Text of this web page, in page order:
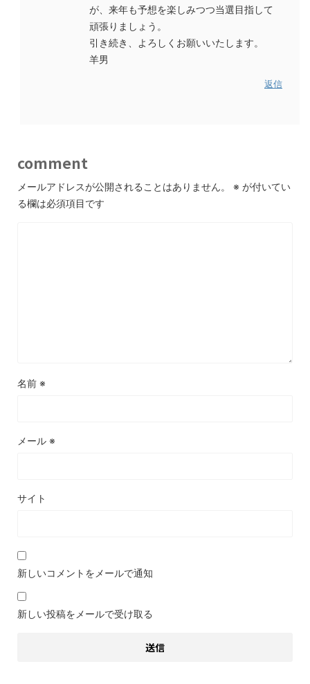
が、来年も予想を楽しみつつ当選目指して
頑張りましょう。
引き続き、よろしくお願いいたします。
羊男
返信
comment
メールアドレスが公開されることはありません。 ※ が付いてい
る欄は必須項目です
名前 ※
メール ※
サイト
新しいコメントをメールで通知
新しい投稿をメールで受け取る